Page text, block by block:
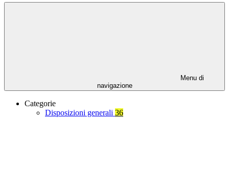
Menu di
navigazione
Categorie
Disposizioni generali 36